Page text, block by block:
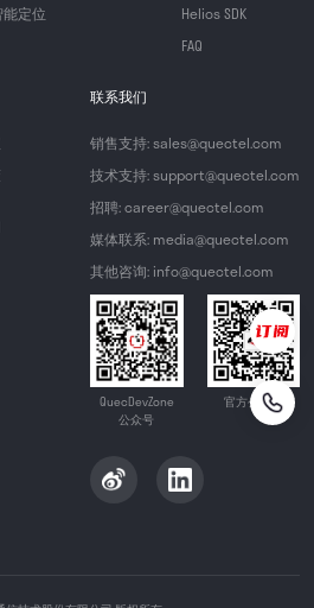
能定位
Helios SDK
FAQ
联系我们
销售支持: sales@quectel.com
技术支持: support@quectel.com
招聘: career@quectel.com
媒体联系: media@quectel.com
其他咨询: info@quectel.com
QuecDevZone
公众号
官方公众号